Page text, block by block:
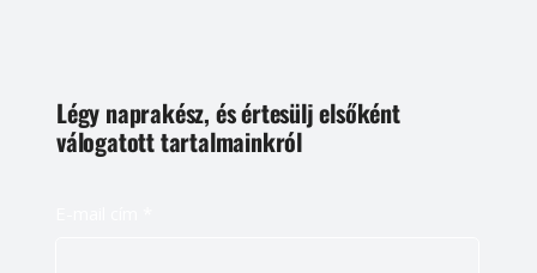
Légy naprakész, és értesülj elsőként
válogatott tartalmainkról